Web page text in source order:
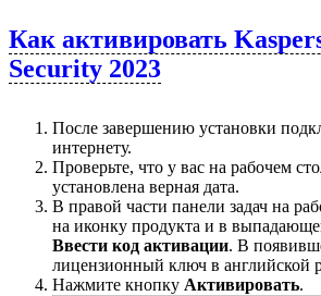
Оплата
Доставка
Контакты
(800)
info@store-
kaspersky.ru
Как активировать
Security 2023
После завершению установки
интернету.
Проверьте, что у вас на рабочем
установлена верная дата.
В правой части панели задач на
на иконку продукта и в
Ввести код активации. В
лицензионный ключ в английской
Нажмите кнопку Активировать.